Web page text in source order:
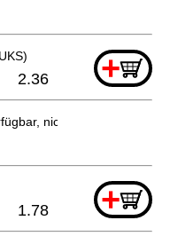
+
2.36
nicht bestellbar
+
1.78